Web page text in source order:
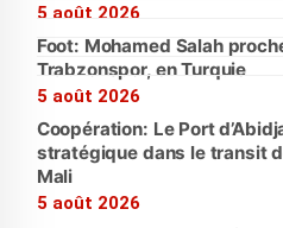
5 août 2026
Foot: Mohamed Salah
Trabzonspor, en Turquie
5 août 2026
Coopération: Le Port
stratégique dans le transit
Mali
5 août 2026